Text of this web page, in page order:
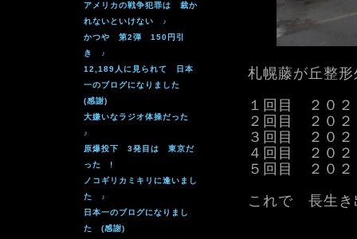
アメリカの戦争犯罪は 裁か
れないといけない ♪
かつや 第2弾 150円引
き ♪
12,189人に見られて 日本
一のブログになりました
(感謝)
大嫌いなラジオ体操だった
♪
原爆投下 3発目は 東京だ
った !
ノコギリカミキリに逢いまし
た ♪
日本一のブログになりまし
た (感謝)
札幌藤が丘整
１回目 ２０
２回目 ２０
３回目 ２０
４回目 ２０
５回目 ２０２
これで 長生